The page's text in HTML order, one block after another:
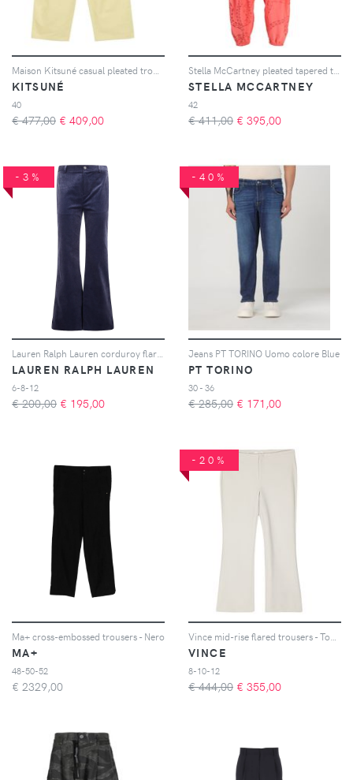
KITSUNÉ
40
€ 477,00 € 409,00
STELLA MCCARTNEY
42
€ 411,00 € 395,00
-3%
LAUREN RALPH LAUREN
6-8-12
€ 200,00 € 195,00
-40%
Jeans PT TORINO Uomo colore Blue
PT TORINO
30 - 36
€ 285,00 € 171,00
Ma+ cross-embossed trousers - Nero
MA+
48-50-52
€ 2329,00
-20%
VINCE
8-10-12
€ 444,00 € 355,00